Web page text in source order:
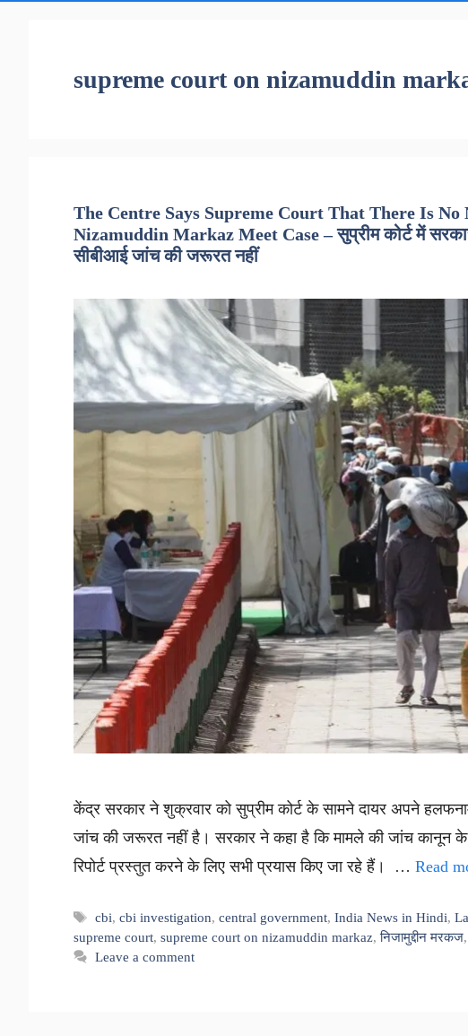
supreme court on nizamuddin
The Centre Says Supreme Court That There Is
Nizamuddin Markaz Meet Case – सुप्रीम कोर्ट में
सीबीआई जांच की जरूरत नहीं
केंद्र सरकार ने शुक्रवार को सुप्रीम कोर्ट के सामने दायर अपने
जांच की जरूरत नहीं है। सरकार ने कहा है कि मामले की जांच कानून
रिपोर्ट प्रस्तुत करने के लिए सभी प्रयास किए जा रहे हैं। … Read
Tags
cbi,cbi investigation,central government,India News in Hindi,
supreme court, supreme court on nizamuddin markaz,निजामुद्दीन मरकज
Leave a comment